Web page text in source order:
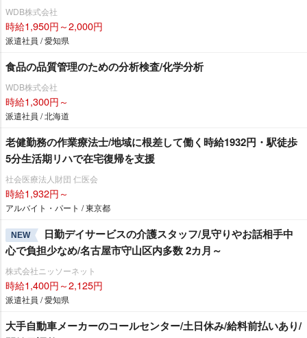
WDB株式会社
時給1,950円～2,000円
派遣社員 / 愛知県
食品の品質管理のための分析検査/化学分析
WDB株式会社
時給1,300円～
派遣社員 / 北海道
老健勤務の作業療法士/地域に根差して働く時給1932円・駅徒歩
5分生活期リハで在宅復帰を支援
社会医療法人財団 仁医会
時給1,932円～
アルバイト・パート / 東京都
NEW
日勤デイサービスの介護スタッフ/見守りやお話相手中
心で負担少なめ/名古屋市守山区内多数 2カ月～
株式会社ニッソーネット
時給1,400円～2,125円
派遣社員 / 愛知県
大手自動車メーカーのコールセンター/土日休み/給料前払いあり/